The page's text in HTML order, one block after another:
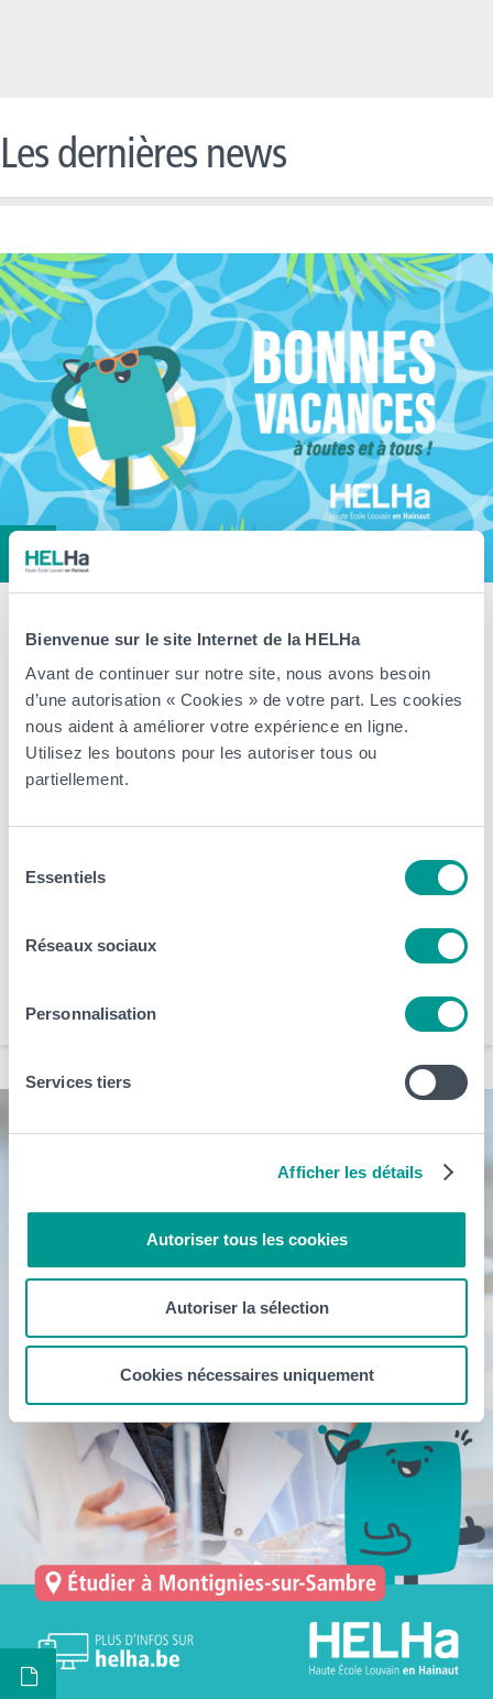
Bienvenue sur le site Internet de la HELHa
Avant de continuer sur notre site, nous avons besoin
d’une autorisation « Cookies » de votre part. Les cookies
nous aident à améliorer votre expérience en ligne.
Utilisez les boutons pour les autoriser tous ou
partiellement.
Essentiels
Réseaux sociaux
Personnalisation
Services tiers
Afficher les détails
Autoriser tous les cookies
Autoriser la sélection
Cookies nécessaires uniquement
Les dernières news
Fermeture estivale de notre Haute
École du 11 juillet au 16 août
prochain
> Les différentes implantations et campus de la Haute École sont
peu de repos pour vous revenir en pleine forme à la rentrée !
Cependant, notre plateforme d’inscription en ligne reste bien
accessible via l’onglet inscription. Il est donc possible de débuter
HELHa